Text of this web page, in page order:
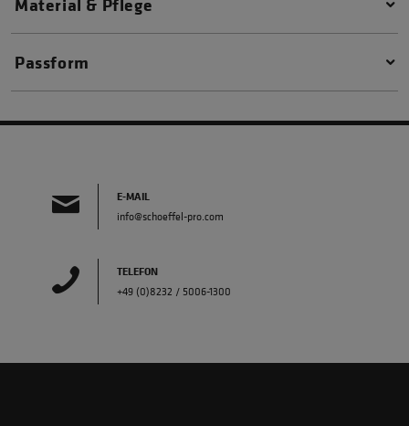
Passform
E-MAIL
info@schoeffel-pro.com
TELEFON
+49 (0)8232 / 5006-1300